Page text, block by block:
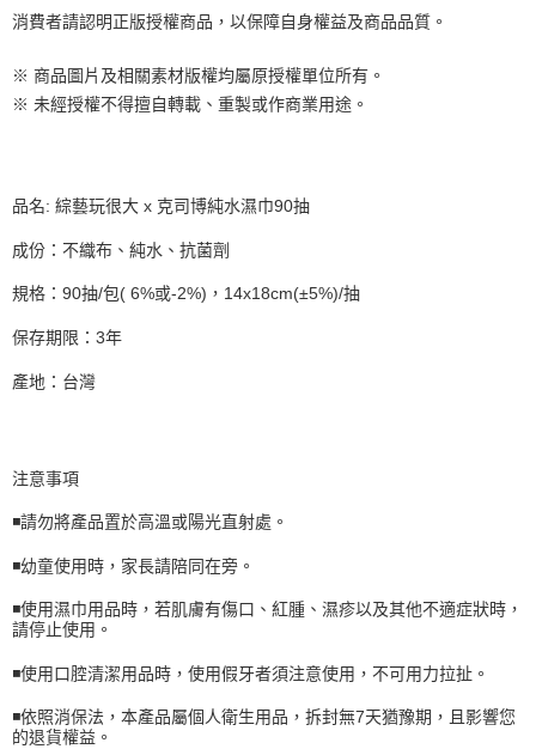
消費者請認明正版授權商品，以保障自身權益及商品品質。
※ 商品圖片及相關素材版權均屬原授權單位所有。
※ 未經授權不得擅自轉載、重製或作商業用途。
品名: 綜藝玩很大 x 克司博純水濕巾90抽
成份：不織布、純水、抗菌劑
規格：90抽/包( 6%或-2%)，14x18cm(±5%)/抽
保存期限：3年
產地：台灣
注意事項
◾️請勿將產品置於高溫或陽光直射處。
◾️幼童使用時，家長請陪同在旁。
◾️使用濕巾用品時，若肌膚有傷口、紅腫、濕疹以及其他不適症狀時，
請停止使用。
◾️使用口腔清潔用品時，使用假牙者須注意使用，不可用力拉扯。
◾️依照消保法，本產品屬個人衛生用品，拆封無7天猶豫期，且影響您
的退貨權益。